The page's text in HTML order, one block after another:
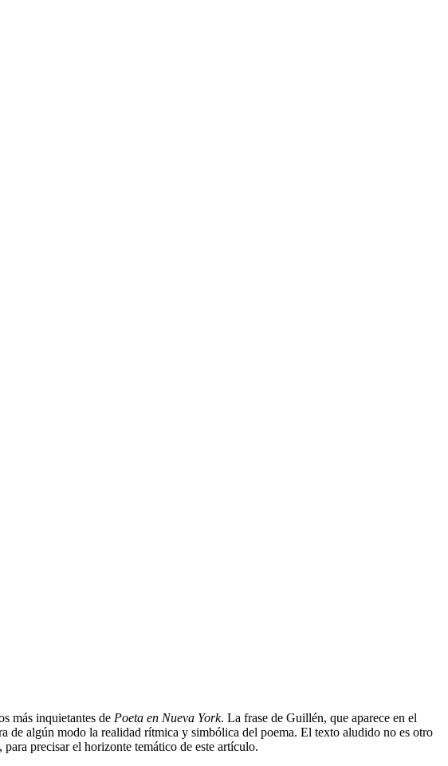
más inquietantes de Poeta en Nueva York. La frase de Guillén, que aparece en el
algún modo la realidad rítmica y simbólica del poema. El texto aludido no es otro
precisar el horizonte temático de este artículo.